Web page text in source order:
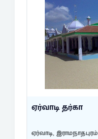
ஏர்வாடி தர்கா
ஏர்வாடி, இராமநாதபுரம்